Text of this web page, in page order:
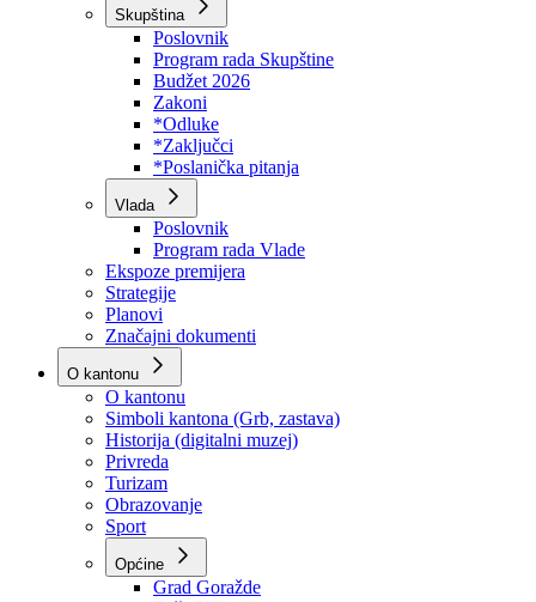
Dokumenti
Skupština
Poslovnik
Program rada Skupštine
Budžet 2026
Zakoni
*Odluke
*Zaključci
*Poslanička pitanja
Vlada
Poslovnik
Program rada Vlade
Ekspoze premijera
Strategije
Planovi
Značajni dokumenti
O kantonu
O kantonu
Simboli kantona (Grb, zastava)
Historija (digitalni muzej)
Privreda
Turizam
Obrazovanje
Sport